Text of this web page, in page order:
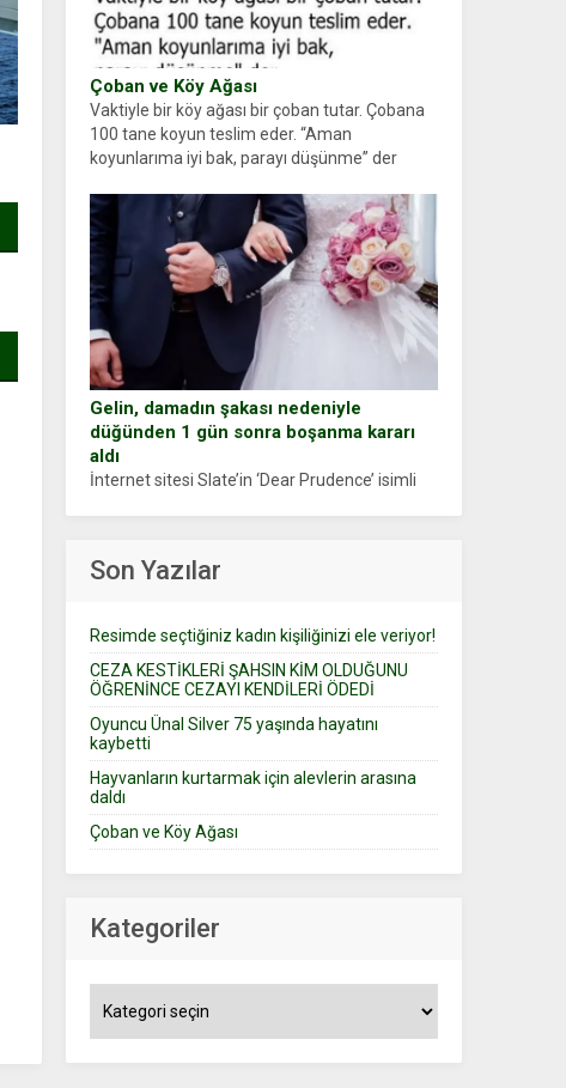
Çoban ve Köy Ağası
Vaktiyle bir köy ağası bir çoban tutar. Çobana
100 tane koyun teslim eder. “Aman
koyunlarıma iyi bak, parayı düşünme” der
Gelin, damadın şakası nedeniyle
düğünden 1 gün sonra boşanma kararı
aldı
İnternet sitesi Slate’in ‘Dear Prudence’ isimli
Son Yazılar
Resimde seçtiğiniz kadın kişiliğinizi ele veriyor!
CEZA KESTİKLERİ ŞAHSIN KİM OLDUĞUNU
ÖĞRENİNCE CEZAYI KENDİLERİ ÖDEDİ
Oyuncu Ünal Silver 75 yaşında hayatını
kaybetti
Hayvanların kurtarmak için alevlerin arasına
daldı
Çoban ve Köy Ağası
Kategoriler